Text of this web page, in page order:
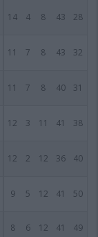
14 4 8 43 28
11 7 8 43 32
11 7 8 40 31
12 3 11 41 38
12 2 12 36 40
9 5 12 41 50
8 6 12 41 49